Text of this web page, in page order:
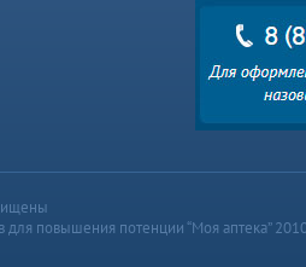
для повышения потенции “Моя аптека”